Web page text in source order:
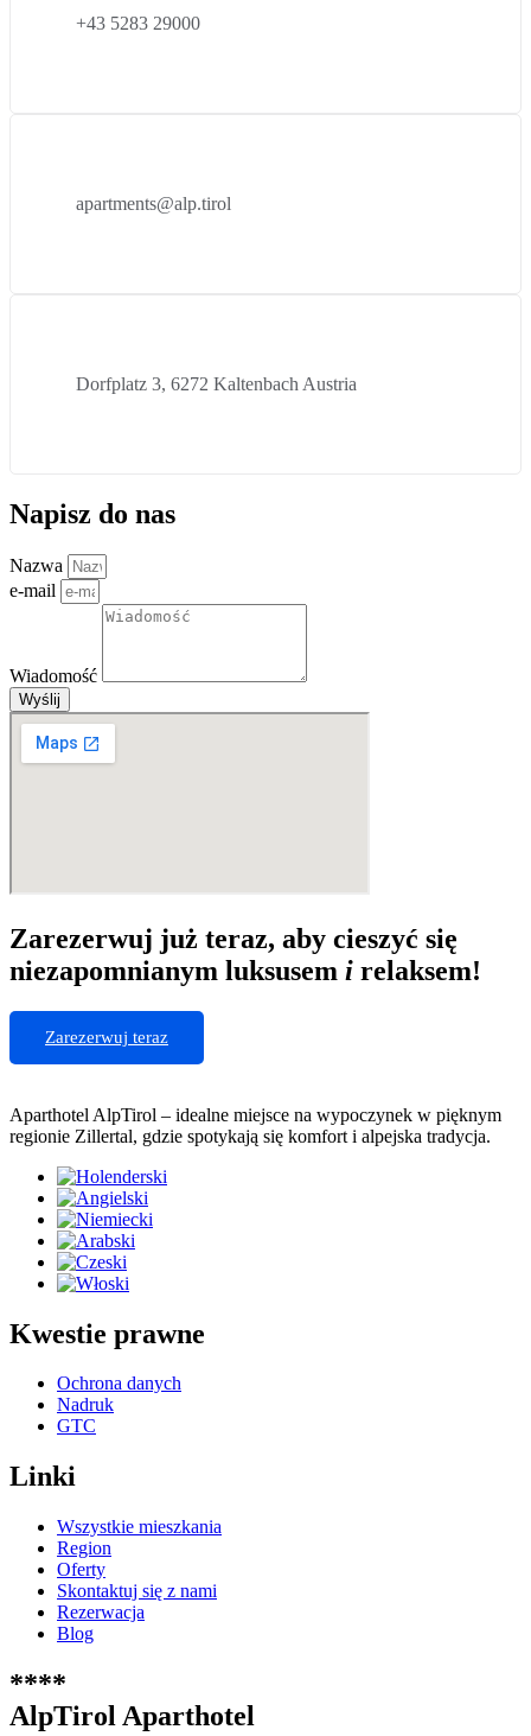
+43 5283 29000
apartments@alp.tirol
Dorfplatz 3, 6272 Kaltenbach Austria
Napisz do nas
Nazwa
e-mail
Wiadomość
Wyślij
Zarezerwuj już teraz, aby cieszyć się
niezapomnianym luksusem i relaksem!
Zarezerwuj teraz
Aparthotel AlpTirol – idealne miejsce na wypoczynek w pięknym
regionie Zillertal, gdzie spotykają się komfort i alpejska tradycja.
Kwestie prawne
Ochrona danych
Nadruk
GTC
Linki
Wszystkie mieszkania
Region
Oferty
Skontaktuj się z nami
Rezerwacja
Blog
****
AlpTirol Aparthotel